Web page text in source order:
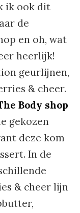
ik ook dit
de
en oh, wat
heerlijk!
geurlijnen,
& cheer.
Body shop
gekozen
deze kom
In de
& cheer lijn